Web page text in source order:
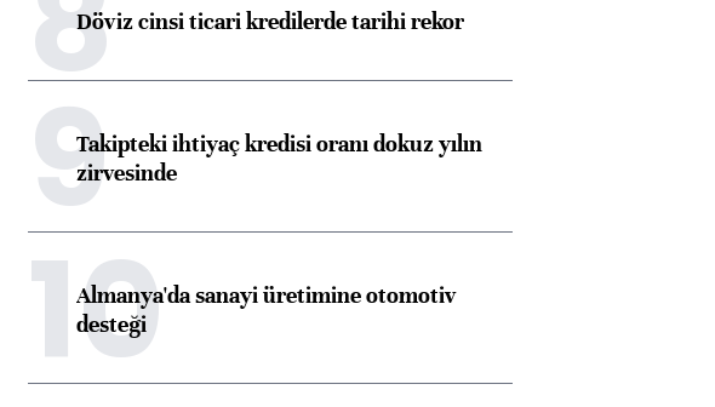
Döviz cinsi ticari kredilerde tarihi rekor
9Takipteki ihtiyaç kredisi oranı dokuz yılın
zirvesinde
10
Almanya'da sanayi üretimine otomotiv
desteği